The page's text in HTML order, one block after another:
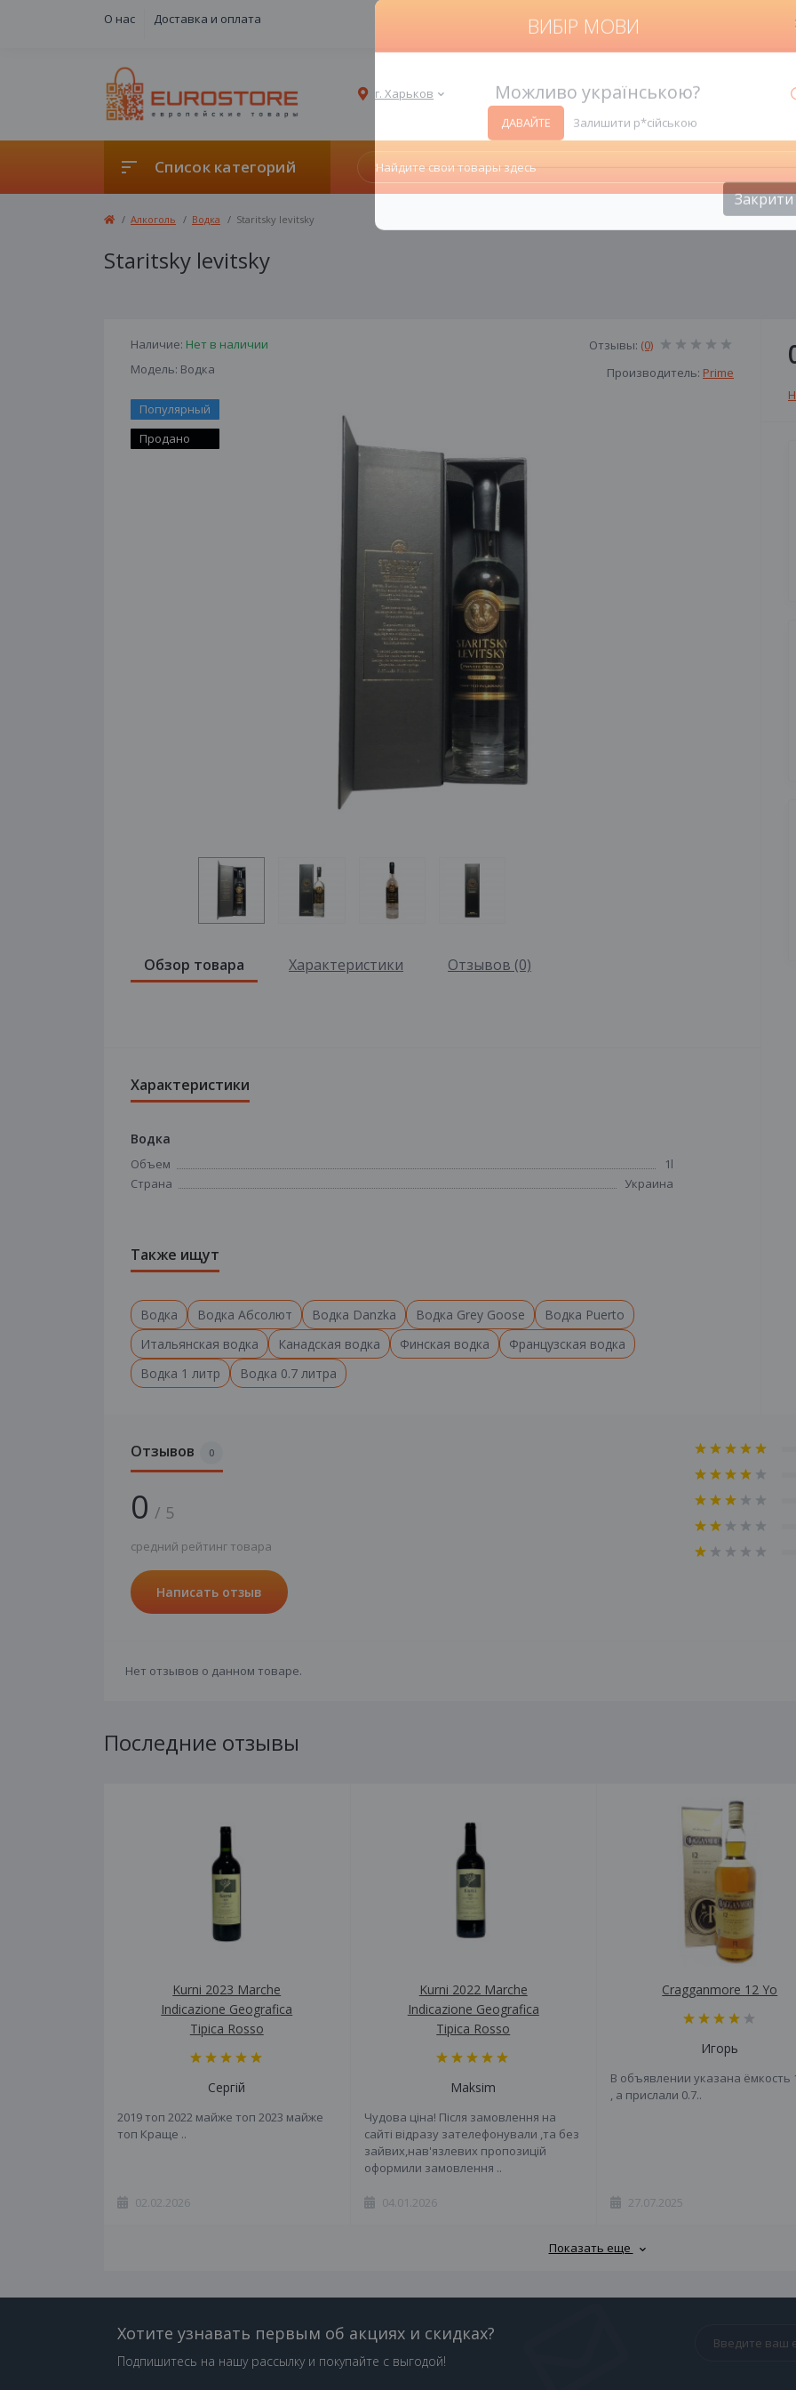
О нас Доставка и оплата
г. Харьков
Список категорий
Алкоголь Водка Staritsky levitsky
Staritsky levitsky
ВИБІР МОВИ
Можливо українською?
ДАВАЙТЕ Залишити р*сійською
Закрити
Наличие: Нет в наличии
Модель: Водка
Отзывы: (0)
Производитель: Prime
Популярный
Продано
Обзор товара Характеристики Отзывов (0)
Характеристики
Водка
Объем
1l
Страна
Украина
Также ищут
Водка Водка Абсолют Водка Danzka Водка Grey Goose
Водка Puerto
Итальянская водка
Канадская водка Финская водка
Французская водка
Водка 1 литр
Водка 0.7 литра
Отзывов 0
0 / 5
средний рейтинг товара
Написать отзыв
Нет отзывов о данном товаре.
Последние отзывы
Kurni 2023 Marche
Indicazione Geografica
Tipica Rosso
Сергій
2019 топ 2022 майже топ 2023 майже
топ Краще ..
02.02.2026
Kurni 2022 Marche
Indicazione Geografica
Tipica Rosso
Maksim
Чудова ціна! Після замовлення на
сайті відразу зателефонували ,та без
зайвих,нав'язлевих пропозицій
оформили замовлення ..
04.01.2026
Cragganmore 12 Yo
Игорь
В объявлении указана ёмкость
, а прислали 0.7..
27.07.2025
Показать еще
Хотите узнавать первым об акциях и скидках?
Подпишитесь на нашу рассылку и покупайте с выгодой!